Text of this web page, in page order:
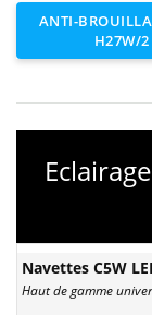
ANTI-
H27W/2
Navettes C5W
Haut de gamme